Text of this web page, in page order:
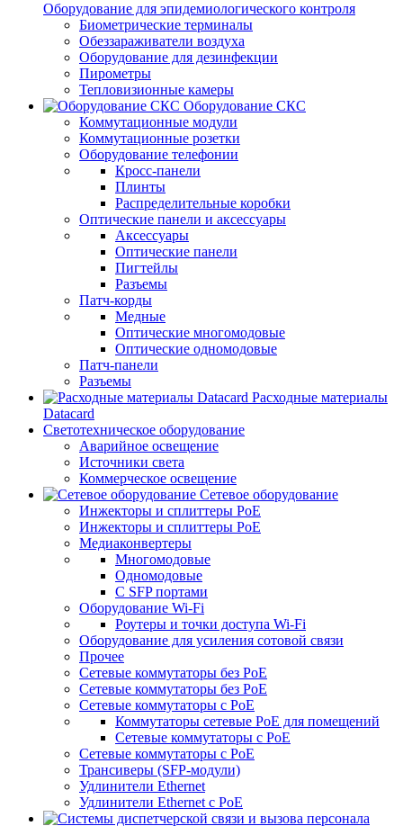
Оборудование для эпидемиологического контроля
Биометрические терминалы
Обеззараживатели воздуха
Оборудование для дезинфекции
Пирометры
Тепловизионные камеры
Оборудование СКС
Коммутационные модули
Коммутационные розетки
Оборудование телефонии
Кросс-панели
Плинты
Распределительные коробки
Оптические панели и аксессуары
Аксессуары
Оптические панели
Пигтейлы
Разъемы
Патч-корды
Медные
Оптические многомодовые
Оптические одномодовые
Патч-панели
Разъемы
Расходные материалы
Datacard
Светотехническое оборудование
Аварийное освещение
Источники света
Коммерческое освещение
Сетевое оборудование
Инжекторы и сплиттеры PoE
Инжекторы и сплиттеры РоЕ
Медиаконвертеры
Многомодовые
Одномодовые
С SFP портами
Оборудование Wi-Fi
Роутеры и точки доступа Wi-Fi
Оборудование для усиления сотовой связи
Прочее
Сетевые коммутаторы без PoE
Сетевые коммутаторы без РоЕ
Сетевые коммутаторы с PoE
Коммутаторы сетевые PoE для помещений
Сетевые коммутаторы с PoE
Сетевые коммутаторы с РоЕ
Трансиверы (SFP-модули)
Удлинители Ethernet
Удлинители Ethernet с PoE